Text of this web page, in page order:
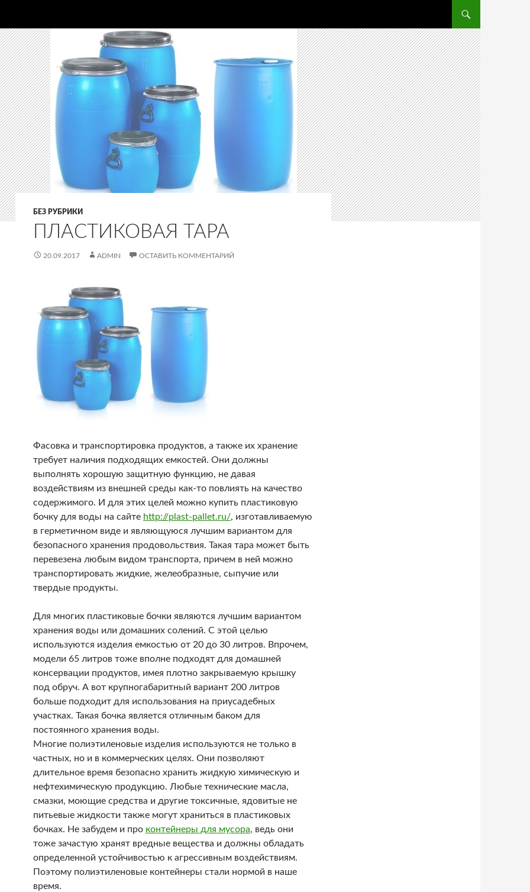
БЕЗ РУБРИКИ
ПЛАСТИКОВАЯ ТАРА
20.09.2017 ADMIN ОСТАВИТЬ КОММЕНТАРИЙ
Фасовка и транспортировка продуктов, а также их хранение
требует наличия подходящих емкостей. Они должны
выполнять хорошую защитную функцию, не давая
воздействиям из внешней среды как-то повлиять на качество
содержимого. И для этих целей можно купить пластиковую
бочку для воды на сайте http://plast-pallet.ru/, изготавливаемую
в герметичном виде и являющуюся лучшим вариантом для
безопасного хранения продовольствия. Такая тара может быть
перевезена любым видом транспорта, причем в ней можно
транспортировать жидкие, желеобразные, сыпучие или
твердые продукты.
Для многих пластиковые бочки являются лучшим вариантом
хранения воды или домашних солений. С этой целью
используются изделия емкостью от 20 до 30 литров. Впрочем,
модели 65 литров тоже вполне подходят для домашней
консервации продуктов, имея плотно закрываемую крышку
под обруч. А вот крупногабаритный вариант 200 литров
больше подходит для использования на приусадебных
участках. Такая бочка является отличным баком для
постоянного хранения воды.
Многие полиэтиленовые изделия используются не только в
частных, но и в коммерческих целях. Они позволяют
длительное время безопасно хранить жидкую химическую и
нефтехимическую продукцию. Любые технические масла,
смазки, моющие средства и другие токсичные, ядовитые не
питьевые жидкости также могут храниться в пластиковых
бочках. Не забудем и про контейнеры для мусора, ведь они
тоже зачастую хранят вредные вещества и должны обладать
определенной устойчивостью к агрессивным воздействиям.
Поэтому полиэтиленовые контейнеры стали нормой в наше
время.